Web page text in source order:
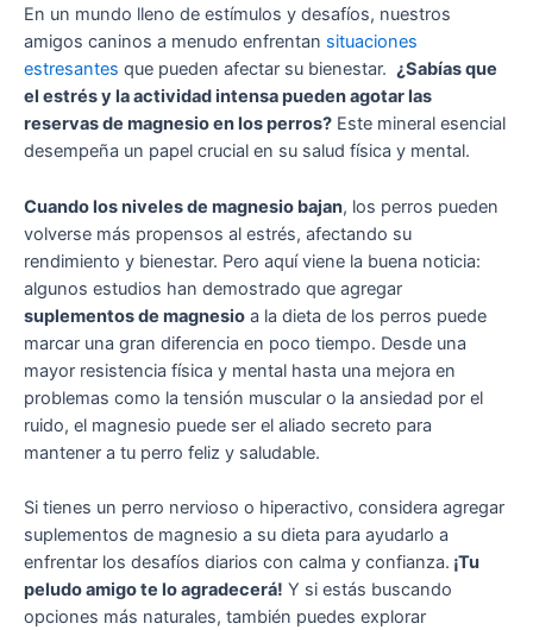
En un mundo lleno de estímulos y desafíos, nuestros
amigos caninos a menudo enfrentan situaciones
estresantes que pueden afectar su bienestar. ¿Sabías que
el estrés y la actividad intensa pueden agotar las
reservas de magnesio en los perros? Este mineral esencial
desempeña un papel crucial en su salud física y mental.
Cuando los niveles de magnesio bajan, los perros pueden
volverse más propensos al estrés, afectando su
rendimiento y bienestar. Pero aquí viene la buena noticia:
algunos estudios han demostrado que agregar
suplementos de magnesio a la dieta de los perros puede
marcar una gran diferencia en poco tiempo. Desde una
mayor resistencia física y mental hasta una mejora en
problemas como la tensión muscular o la ansiedad por el
ruido, el magnesio puede ser el aliado secreto para
mantener a tu perro feliz y saludable.
Si tienes un perro nervioso o hiperactivo, considera agregar
suplementos de magnesio a su dieta para ayudarlo a
enfrentar los desafíos diarios con calma y confianza. ¡Tu
peludo amigo te lo agradecerá! Y si estás buscando
opciones más naturales, también puedes explorar